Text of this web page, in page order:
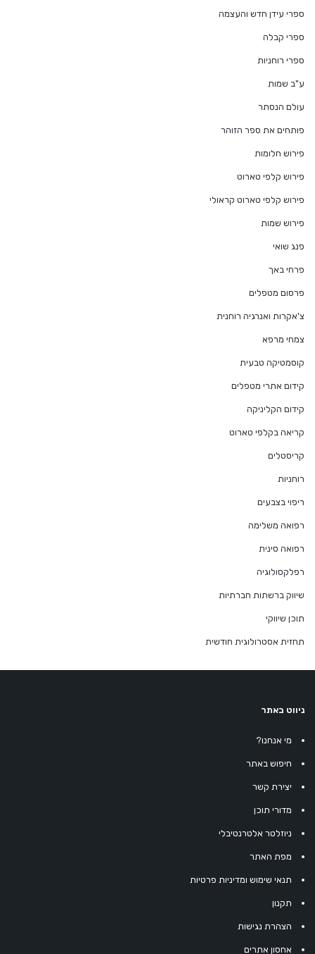
ספרי עידן חדש והעצמה
ספרי קבלה
ספרי רוחניות
ע"ב שמות
עולם הנסתר
פותחים את ספר הזוהר
פירוש חלומות
פירוש קלפי טארוט
פירוש קלפי טארוט קראולי
פירוש שמות
פנג שואי
פרחי באך
פרסום מטפלים
צ'אקרות ואנרגיה רוחנית
צמחי מרפא
קוסמטיקה טבעית
קידום אתרי מטפלים
קידום הקליניקה
קריאה בקלפי טארוט
קריסטלים
רוחניות
ריפוי בצבעים
רפואה משלימה
רפואה סינית
רפלקסולוגיה
שיווק ברשתות חברתיות
תוכן שיווקי
תחזית אסטרולוגית חודשית
ניווט באתר
מי אנחנו?
חיפוש באתר
יצירת קשר
מדורי תוכן
ניוזלטר אלטרנטיבלי
מפת האתר
תנאי שימוש ומדיניות פרטיות
תקנון
הצהרת נגישות
אחסון אתרים